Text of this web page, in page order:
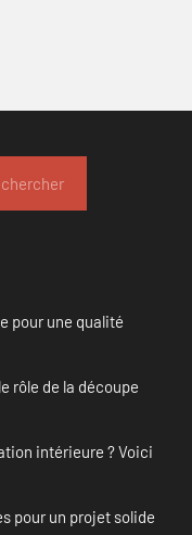
pour une qualité
rôle de la découpe
intérieure ? Voici
pour un projet solide